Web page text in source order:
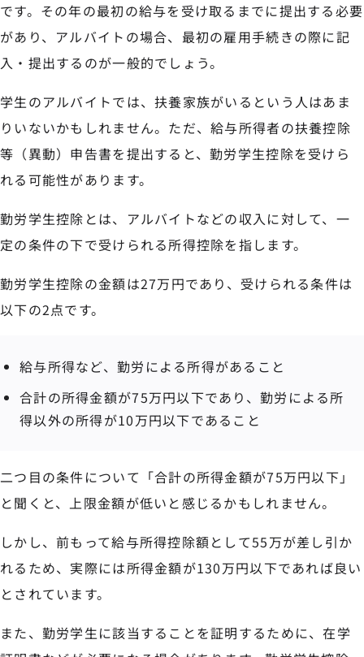
です。その年の最初の給与を受け取るまでに提出する必要
があり、アルバイトの場合、最初の雇用手続きの際に記
入・提出するのが一般的でしょう。
学生のアルバイトでは、扶養家族がいるという人はあま
りいないかもしれません。ただ、給与所得者の扶養控除
等（異動）申告書を提出すると、勤労学生控除を受けら
れる可能性があります。
勤労学生控除とは、アルバイトなどの収入に対して、一
定の条件の下で受けられる所得控除を指します。
勤労学生控除の金額は27万円であり、受けられる条件は
以下の2点です。
給与所得など、勤労による所得があること
合計の所得金額が75万円以下であり、勤労による所
得以外の所得が10万円以下であること
二つ目の条件について「合計の所得金額が75万円以下」
と聞くと、上限金額が低いと感じるかもしれません。
しかし、前もって給与所得控除額として55万が差し引か
れるため、実際には所得金額が130万円以下であれば良い
とされています。
また、勤労学生に該当することを証明するために、在学